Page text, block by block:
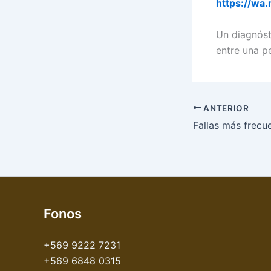
https://
Un
entre una
ANTERIOR
Fonos
+569 9222 7231
+569 6848 0315